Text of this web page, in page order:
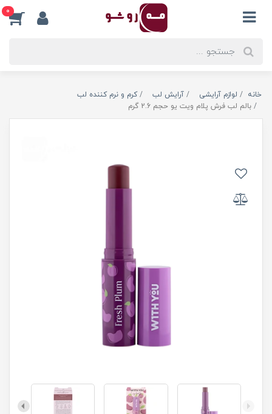
0
خانه لوازم آرایشی آرایش لب
کرم و نرم کننده لب
بالم لب فرش پلام ویت یو حجم 2.6 گرم